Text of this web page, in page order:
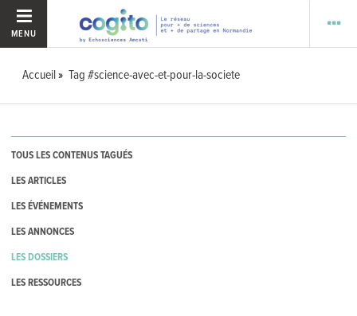
MENU
Accueil Tag #science-avec-et-pour-la-societe
TOUS LES CONTENUS TAGUÉS
LES ARTICLES
LES ÉVÉNEMENTS
LES ANNONCES
LES DOSSIERS
LES RESSOURCES